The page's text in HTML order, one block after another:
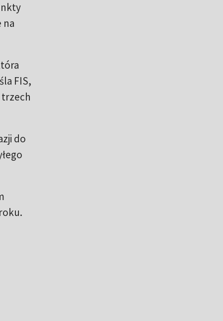
na
FIS,
trzech
do